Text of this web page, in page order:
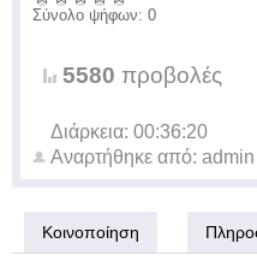
Σύνολο ψήφων: 0
5580 προβολές
Διάρκεια: 00:36:20
Αναρτήθηκε από: admin
Κοινοποίηση